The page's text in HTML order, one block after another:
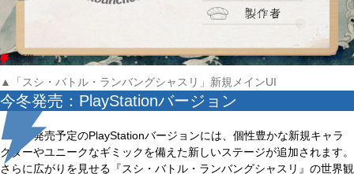
▲「スシ・バトル・ランバングシャスリ」新規メインUI
今冬発売：PlayStationバージョン
今冬発売予定のPlayStationバージョンには、個性豊かな新規キャラ
クターやユニークなギミックを備えた新しいステージが追加されます。
さらに広がりを見せる『スシ・バトル・ランバングシャスリ』の世界観